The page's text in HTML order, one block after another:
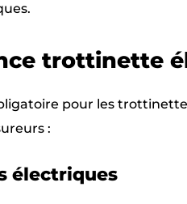
trottinette
pour les
:
électriques